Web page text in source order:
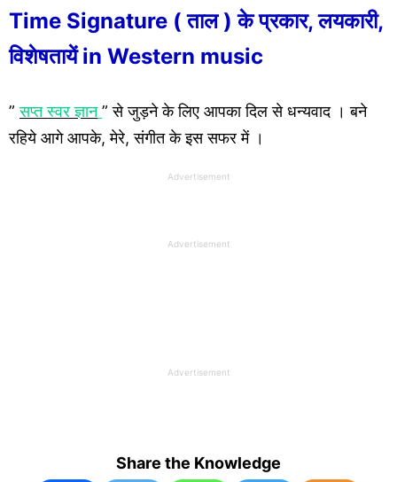
Time Signature ( ताल ) के प्रकार, लयकारी,
विशेषतायें in Western music
”सप्त स्वर ज्ञान ” से जुड़ने के लिए आपका दिल से धन्यवाद । बने
रहिये आगे आपके, मेरे, संगीत के इस सफर में ।
Advertisement
Advertisement
Advertisement
Share the Knowledge